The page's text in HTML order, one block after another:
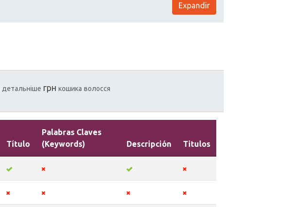
Expandir
детальніше грн кошика волосся
Título
Palabras Claves
(Keywords)
Descripción Titulos